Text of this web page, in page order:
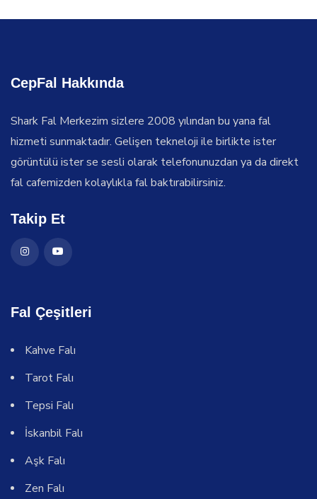
CepFal Hakkında
Shark Fal Merkezim sizlere 2008 yılından bu yana fal
hizmeti sunmaktadır. Gelişen tekneloji ile birlikte ister
görüntülü ister se sesli olarak telefonunuzdan ya da direkt
fal cafemizden kolaylıkla fal baktırabilirsiniz.
Takip Et
Fal Çeşitleri
Kahve Falı
Tarot Falı
Tepsi Falı
İskanbil Falı
Aşk Falı
Zen Falı